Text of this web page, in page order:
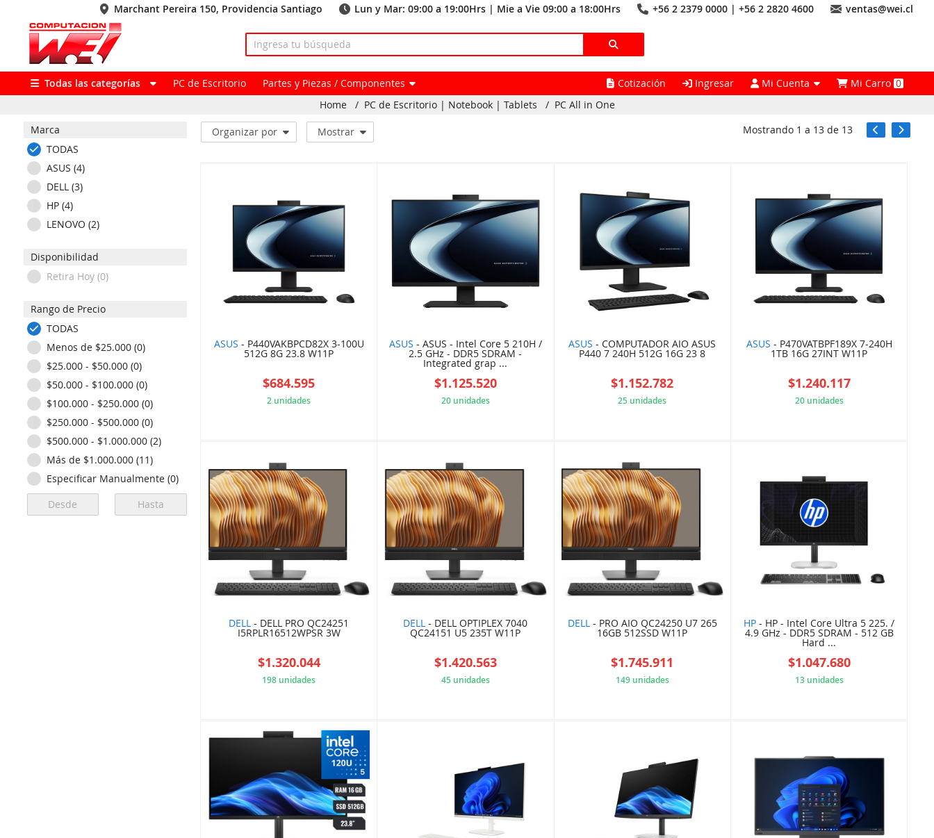
Marchant Pereira 150, Providencia Santiago Lun y Mar: 09:00 a 19:00Hrs | Mie a Vie 09:00 a 18:00Hrs +56 2 2379 0000 | +56 2 2820 4600 ventas@wei.cl
Todas las categorías PC de Escritorio Partes y Piezas / Componentes Cotización Ingresar Mi Cuenta Mi Carro0
Home
/ PC de Escritorio | Notebook | Tablets / PC All in One
Marca
TODAS
ASUS (4)
DELL (3)
HP (4)
LENOVO (2)
Disponibilidad
Retira Hoy (0)
Rango de Precio
TODAS
Menos de $25.000 (0)
$25.000 - $50.000 (0)
$50.000 - $100.000 (0)
$100.000 - $250.000 (0)
$250.000 - $500.000 (0)
$500.000 - $1.000.000 (2)
Más de $1.000.000 (11)
Especificar Manualmente (0)
Organizar por Mostrar Mostrando 1 a 13 de 13
ASUS - P440VAKBPCD82X 3-100U
512G 8G 23.8 W11P
$684.595
2 unidades
ASUS - ASUS - Intel Core 5 210H /
2.5 GHz - DDR5 SDRAM -
Integrated grap ...
$1.125.520
20 unidades
ASUS - COMPUTADOR AIO ASUS
P440 7 240H 512G 16G 23 8
$1.152.782
25 unidades
ASUS - P470VATBPF189X 7-240H
1TB 16G 27INT W11P
$1.240.117
20 unidades
DELL - DELL PRO QC24251
I5RPLR16512WPSR 3W
$1.320.044
198 unidades
DELL - DELL OPTIPLEX 7040
QC24151 U5 235T W11P
$1.420.563
45 unidades
DELL - PRO AIO QC24250 U7 265
16GB 512SSD W11P
$1.745.911
149 unidades
HP - HP - Intel Core Ultra 5 225. /
4.9 GHz - DDR5 SDRAM - 512 GB
Hard ...
$1.047.680
13 unidades